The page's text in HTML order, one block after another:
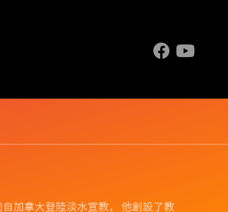
加拿大登陸淡水宣教， 他創設了教